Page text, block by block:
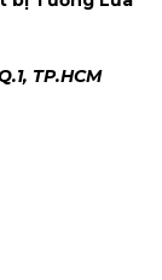
TP.HCM